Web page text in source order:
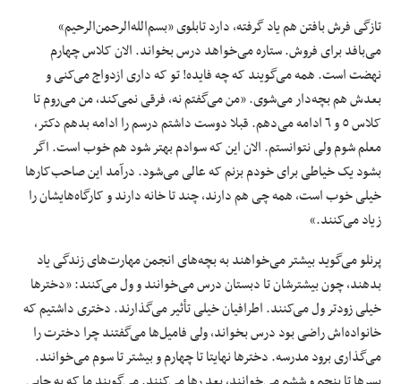
تازگی فرش بافتن هم یاد گرفته، دارد تابلوی «بسم‌الله‌الرحمن‌الرحیم»
می‌بافد برای فروش. ستاره می‌خواهد درس بخواند. الان کلاس چهارم
نهضت است. همه می‌گویند که چه فایده! تو که داری ازدواج می‌کنی و
بعدش هم بچه‌دار می‌شوی. «من می‌گفتم نه، فرقی نمی‌کند، من می‌روم تا
کلاس ٥ و ٦ ادامه می‌دهم. قبلا دوست داشتم درسم را ادامه بدهم دکتر،
معلم شوم ولی نتوانستم. الان این که سوادم بهتر شود هم خوب است. اگر
بشود یک خیاطی برای خودم بزنم که عالی می‌شود. درآمد این صاحب‌کارها
خیلی خوب است، همه چی هم دارند، چند تا خانه دارند و کارگاه‌هایشان را
زیاد می‌کنند.»
پرنلو می‌گوید بیشتر می‌خواهند به بچه‌های انجمن مهارت‌های زندگی یاد
بدهند، چون بیشترشان تا دبستان درس می‌خوانند و ول می‌کنند: «دخترها
خیلی زودتر ول می‌کنند. اطرافیان خیلی تأثیر می‌گذارند. دختری داشتیم که
خانواده‌اش راضی بود درس بخواند، ولی فامیل‌ها می‌گفتند چرا دخترت را
می‌گذاری برود مدرسه. دخترها نهایتا تا چهارم و بیشتر تا سوم می‌خوانند.